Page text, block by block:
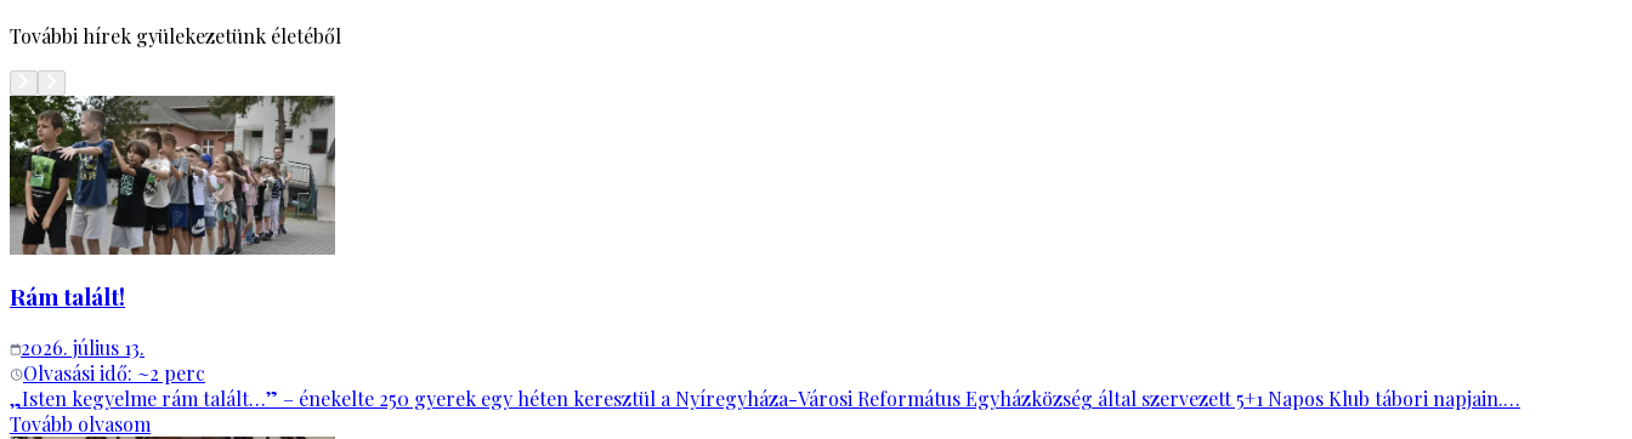
További hírek gyülekezetünk életéből
Rám talált!
2026. július 13.
Olvasási idő: ~2 perc
„Isten kegyelme rám talált…” – énekelte 250 gyerek egy héten keresztül a Nyíregyháza-Városi Református Egyházközség által szervezett 5+1 Napos Klub tábori napjain.…
Tovább olvasom